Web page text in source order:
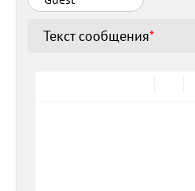
Текст сообщения*